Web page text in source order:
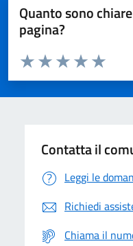
Quanto sono
pagina?
Domanda
Valuta da 1 a 5 stelle la pagina
Valuta 5
Valuta 4
Valuta 3 stelle
Valuta 2 stelle su 5
Valuta 1 stelle su 5
Contatta il
Leggi le
Richiedi
Chiama il